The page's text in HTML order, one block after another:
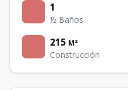
1
½ Baños
215 M²
Construcción